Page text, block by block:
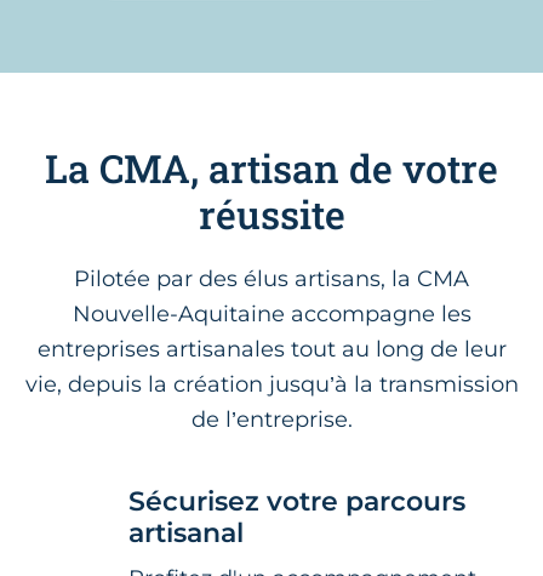
La CMA, artisan de votre
réussite
Pilotée par des élus artisans, la CMA
Nouvelle-Aquitaine accompagne les
entreprises artisanales tout au long de leur
vie, depuis la création jusqu’à la transmission
de l’entreprise.
Sécurisez votre parcours
artisanal